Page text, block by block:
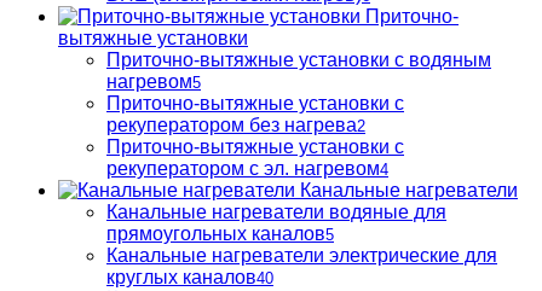
Приточно-
вытяжные установки
Приточно-вытяжные установки с водяным
нагревом5
Приточно-вытяжные установки с
рекуператором без нагрева2
Приточно-вытяжные установки с
рекуператором с эл. нагревом4
Канальные нагреватели
Канальные нагреватели водяные для
прямоугольных каналов5
Канальные нагреватели электрические для
круглых каналов40